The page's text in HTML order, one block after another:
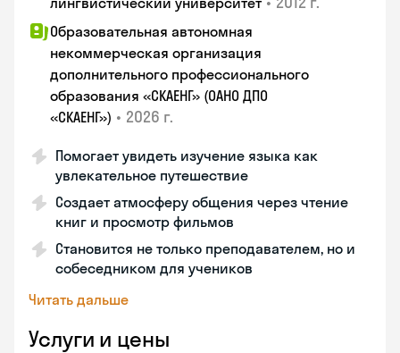
Образовательная автономная
некоммерческая организация
дополнительного профессионального
образования «СКАЕНГ» (ОАНО ДПО
«СКАЕНГ») • 2026 г.
Помогает увидеть изучение языка как
увлекательное путешествие
Создает атмосферу общения через чтение
книг и просмотр фильмов
Становится не только преподавателем, но и
собеседником для учеников
Читать дальше
Услуги и цены